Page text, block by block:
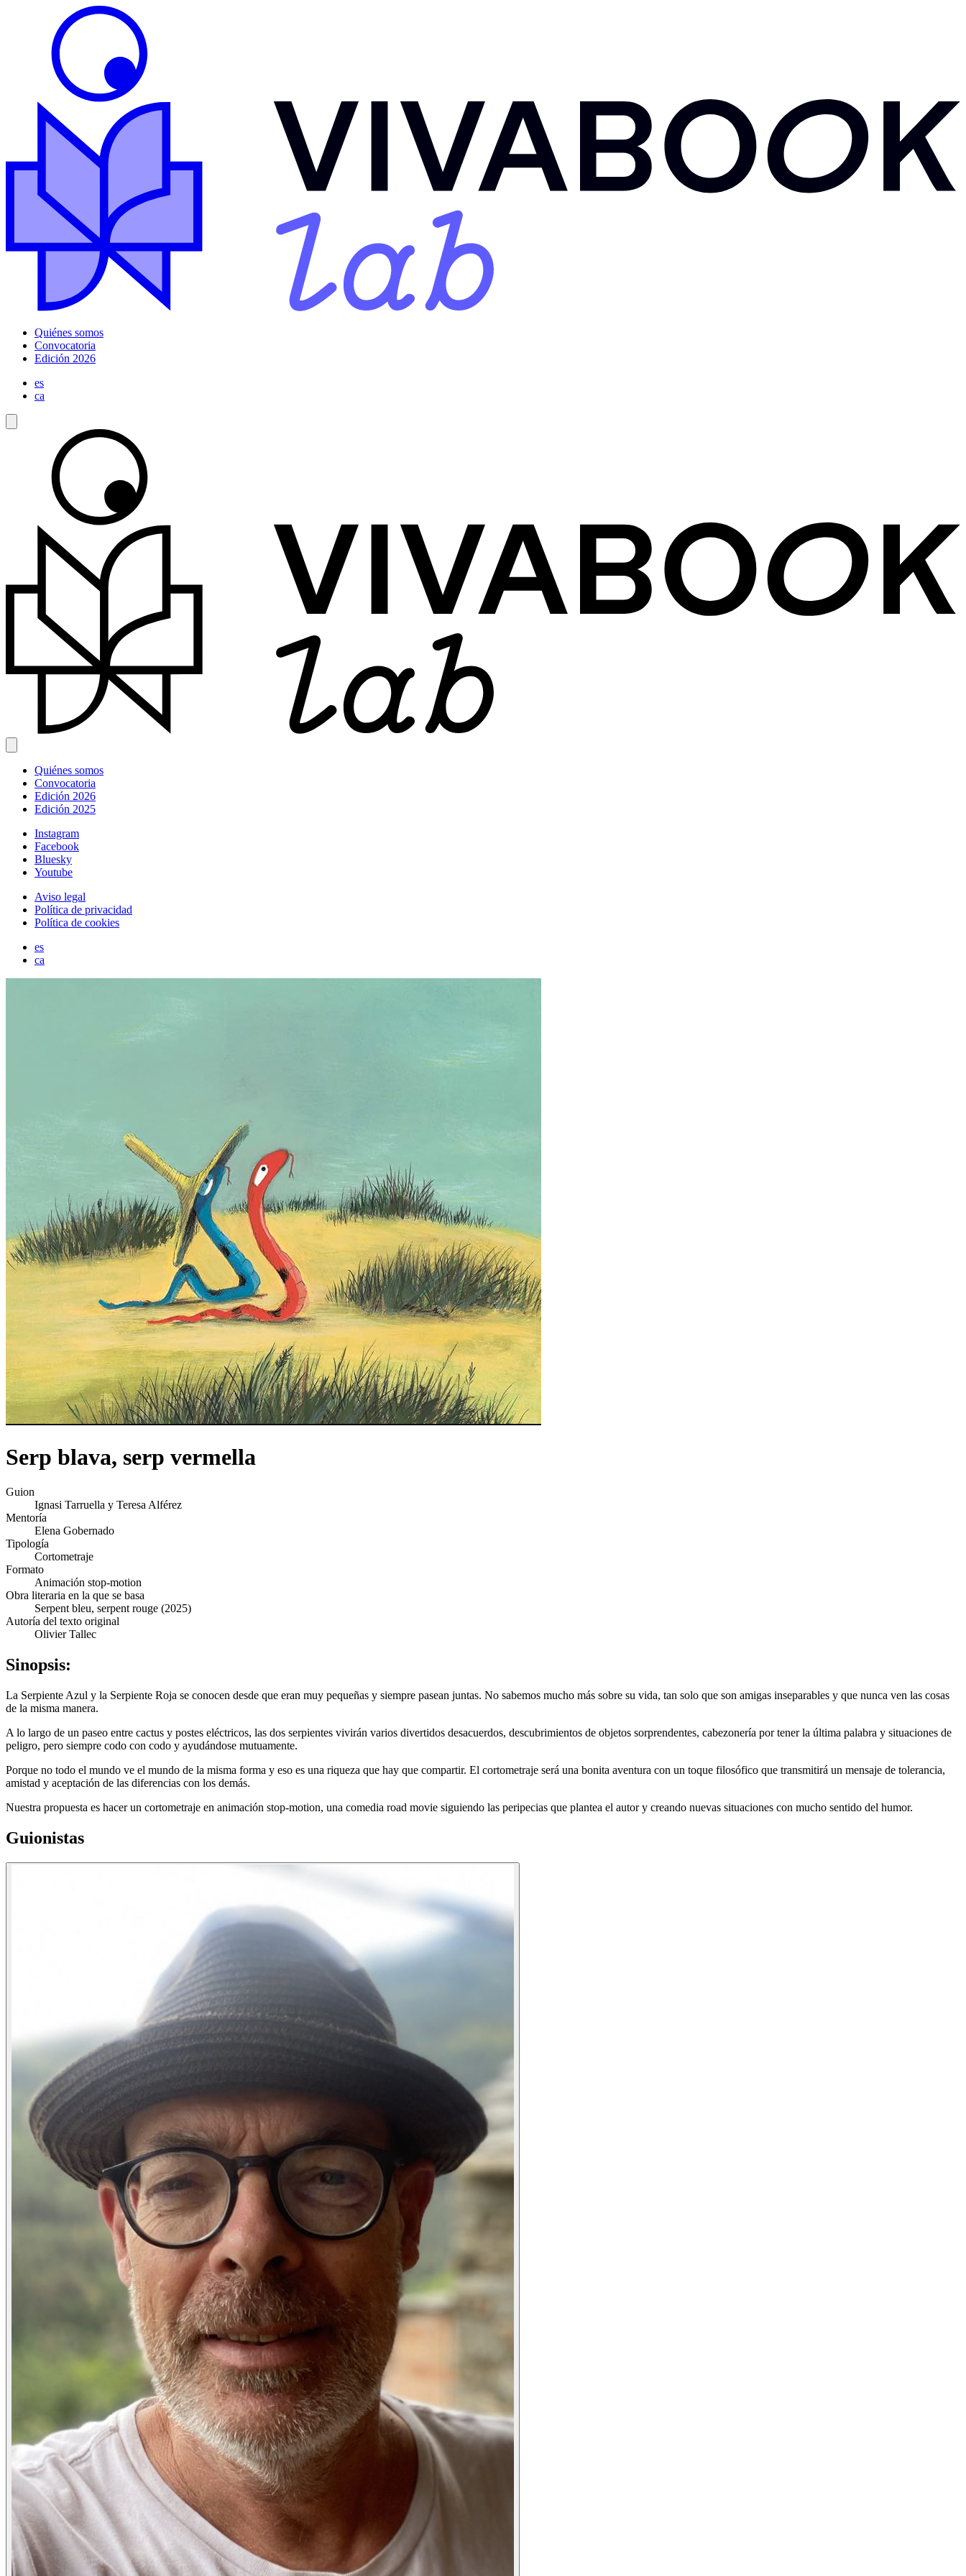
Quiénes somos
Convocatoria
Edición 2026
es
ca
Quiénes somos
Convocatoria
Edición 2026
Edición 2025
Instagram
Facebook
Bluesky
Youtube
Aviso legal
Política de privacidad
Política de cookies
es
ca
Serp blava, serp vermella
Guion
Ignasi Tarruella y Teresa Alférez
Mentoría
Elena Gobernado
Tipología
Cortometraje
Formato
Animación stop-motion
Obra literaria en la que se basa
Serpent bleu, serpent rouge (2025)
Autoría del texto original
Olivier Tallec
Sinopsis:
La Serpiente Azul y la Serpiente Roja se conocen desde que eran muy pequeñas y siempre pasean juntas. No sabemos mucho más sobre su vida, tan solo que son amigas inseparables y que nunca ven las cosas
de la misma manera.
A lo largo de un paseo entre cactus y postes eléctricos, las dos serpientes vivirán varios divertidos desacuerdos, descubrimientos de objetos sorprendentes, cabezonería por tener la última palabra y situaciones de
peligro, pero siempre codo con codo y ayudándose mutuamente.
Porque no todo el mundo ve el mundo de la misma forma y eso es una riqueza que hay que compartir. El cortometraje será una bonita aventura con un toque filosófico que transmitirá un mensaje de tolerancia,
amistad y aceptación de las diferencias con los demás.
Nuestra propuesta es hacer un cortometraje en animación stop-motion, una comedia road movie siguiendo las peripecias que plantea el autor y creando nuevas situaciones con mucho sentido del humor.
Guionistas